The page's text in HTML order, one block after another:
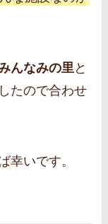
んなみの里と
たので合わせ
幸いです。